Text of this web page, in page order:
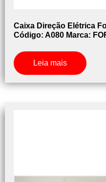
Caixa Direção Elétrica
Código: A080 Marca:
Leia mais